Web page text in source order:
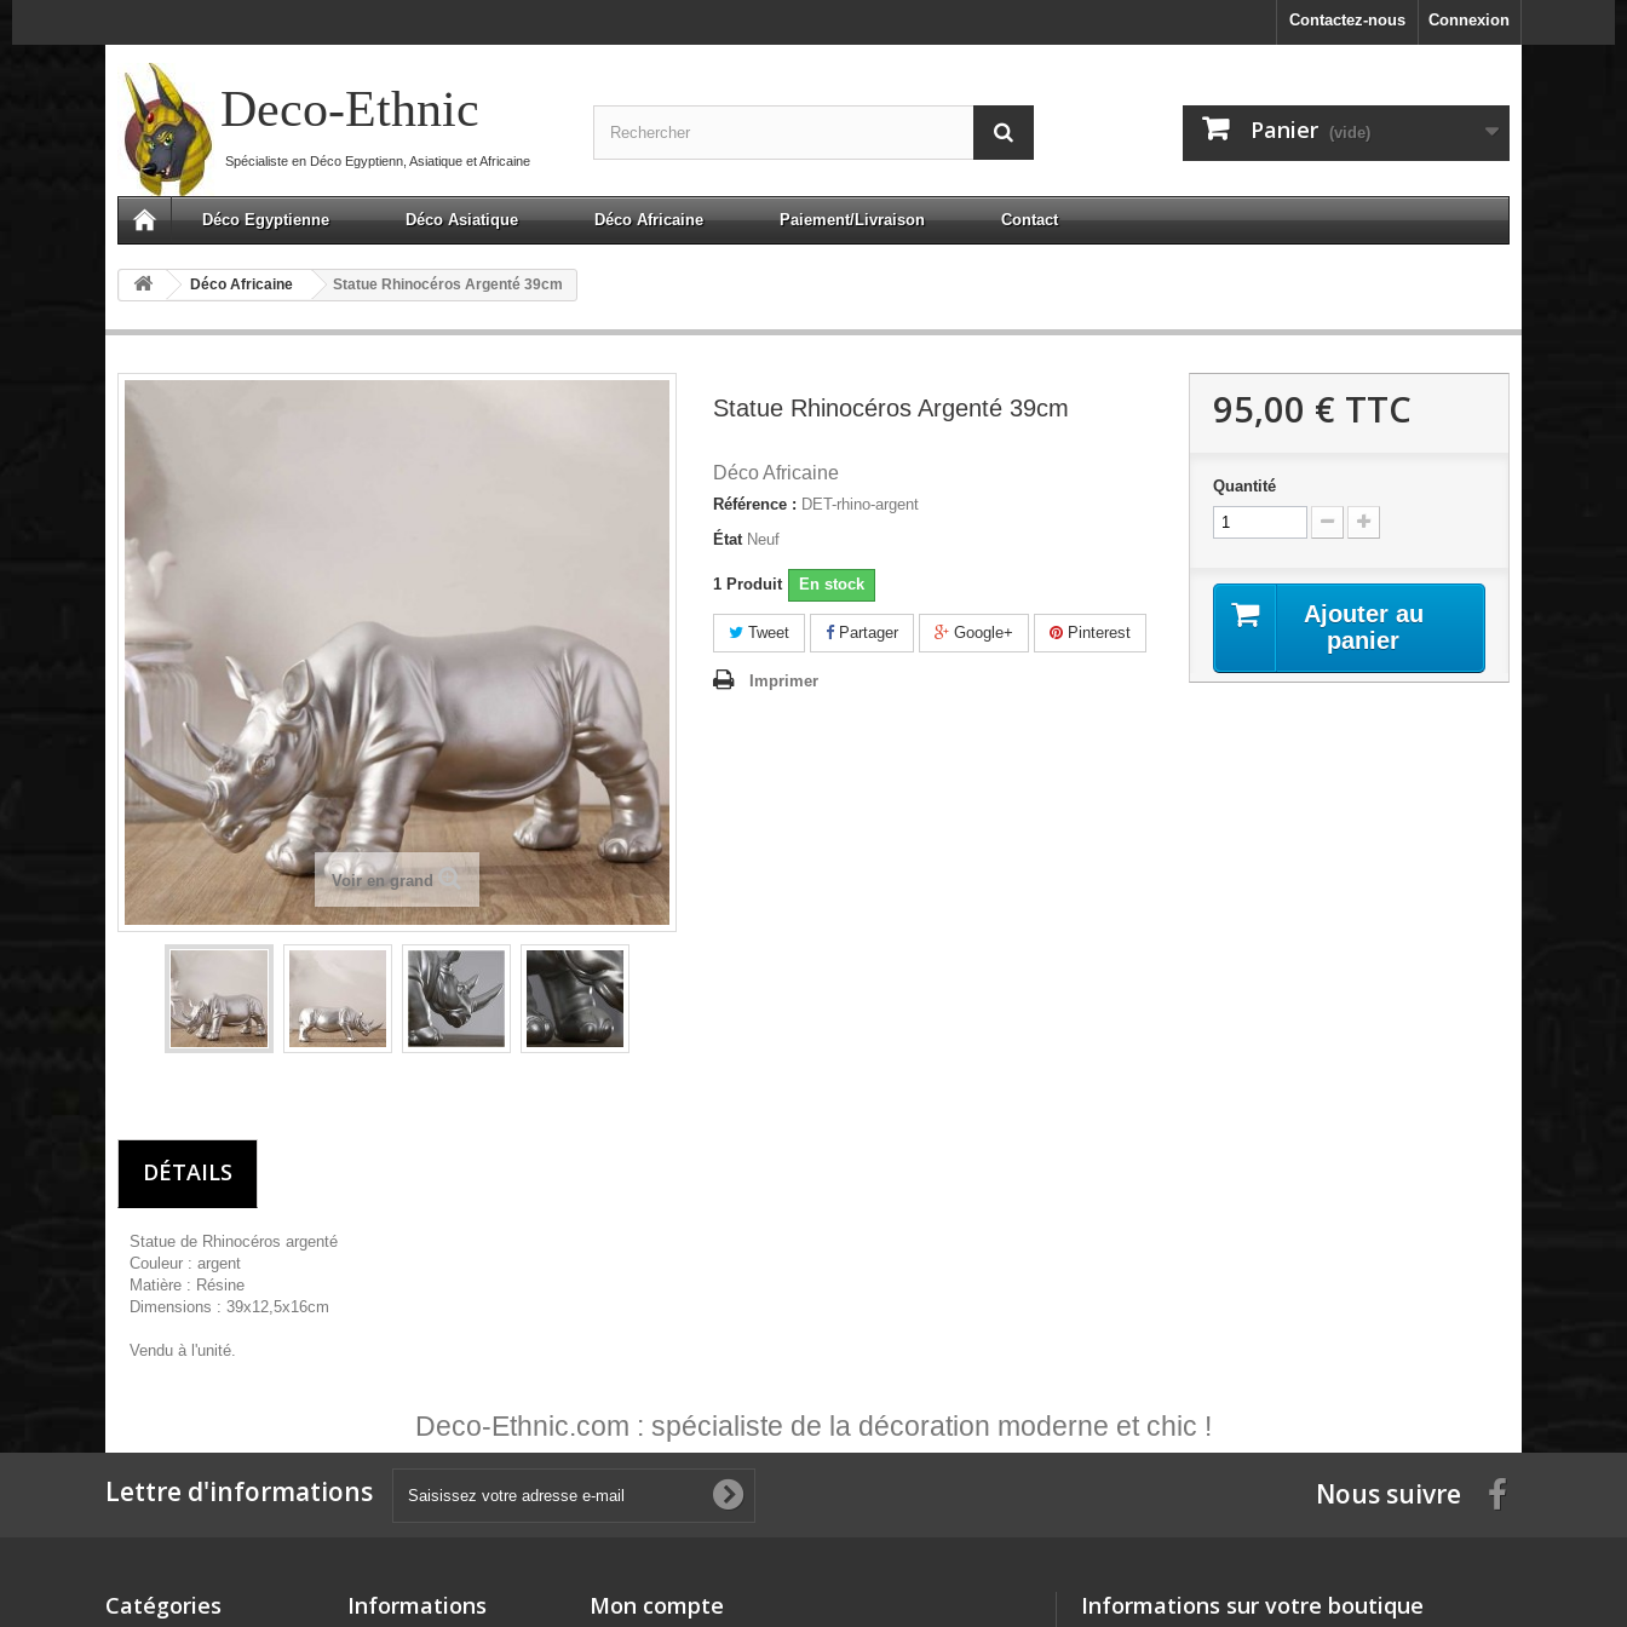
Connexion
Contactez-nous
Deco-Ethnic
Spécialiste en Déco Egyptienn, Asiatique et Africaine
Panier (vide)
Déco Egyptienne Déco Asiatique Déco Africaine Paiement/Livraison Contact
Déco Africaine Statue Rhinocéros Argenté 39cm
Voir en grand
Statue Rhinocéros Argenté 39cm
Déco Africaine
Référence : DET-rhino-argent
État Neuf
1 Produit En stock
Tweet Partager Google+ Pinterest
Imprimer
95,00 € TTC
Quantité
Ajouter au
panier
DÉTAILS
Statue de Rhinocéros argenté
Couleur : argent
Matière : Résine
Dimensions : 39x12,5x16cm
Vendu à l'unité.
Deco-Ethnic.com : spécialiste de la décoration moderne et chic !
Lettre d'informations Nous suivre
Catégories Informations Mon compte Informations sur votre boutique